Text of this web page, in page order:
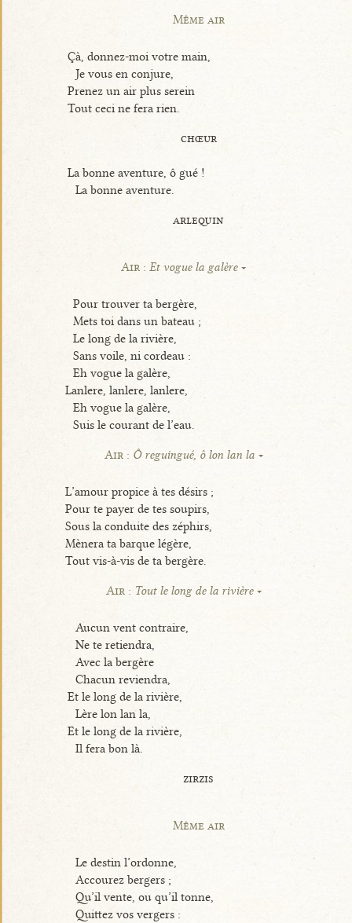
Même air
Çà, donnez-moi votre main,
Je vous en conjure,
Prenez un air plus serein
Tout ceci ne fera rien.
chœur
La bonne aventure, ô gué !
La bonne aventure.
arlequin
Air :Et vogue la galère
Pour trouver ta bergère,
Mets toi dans un bateau ;
Le long de la rivière,
Sans voile, ni cordeau :
Eh vogue la galère,
Lanlere, lanlere, lanlere,
Eh vogue la galère,
Suis le courant de l’eau.
Air : Ô reguingué, ô lon lan la
L’amour propice à tes désirs ;
Pour te payer de tes soupirs,
Sous la conduite des zéphirs,
Mènera ta barque légère,
Tout vis-à-vis de ta bergère.
Air : Tout le long de la rivière
Aucun vent contraire,
Ne te retiendra,
Avec la bergère
Chacun reviendra,
Et le long de la rivière,
Lère lon lan la,
Et le long de la rivière,
Il fera bon là.
zirzis
Même air
Le destin l’ordonne,
Accourez bergers ;
Qu’il vente, ou qu’il tonne,
Quittez vos vergers :